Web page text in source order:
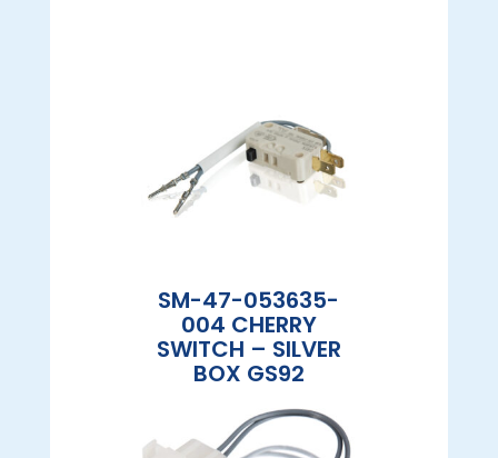
SM-47-053635-
004 CHERRY
SWITCH – SILVER
BOX GS92